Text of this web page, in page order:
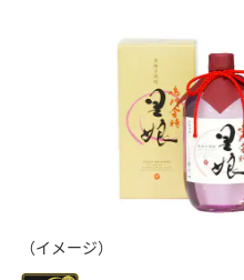
（イメージ）